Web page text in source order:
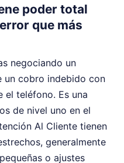
poder total
que más
negociando un
un cobro indebido con
el teléfono. Es una
de nivel uno en el
Al Cliente tienen
generalmente
o ajustes